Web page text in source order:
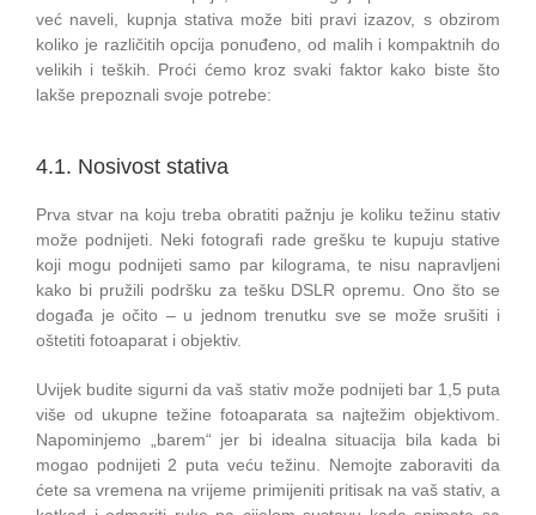
već naveli, kupnja stativa može biti pravi izazov, s obzirom
koliko je različitih opcija ponuđeno, od malih i kompaktnih do
velikih i teških. Proći ćemo kroz svaki faktor kako biste što
lakše prepoznali svoje potrebe:
4.1. Nosivost stativa
Prva stvar na koju treba obratiti pažnju je koliku težinu stativ
može podnijeti. Neki fotografi rade grešku te kupuju stative
koji mogu podnijeti samo par kilograma, te nisu napravljeni
kako bi pružili podršku za tešku DSLR opremu. Ono što se
događa je očito – u jednom trenutku sve se može srušiti i
oštetiti fotoaparat i objektiv.
Uvijek budite sigurni da vaš stativ može podnijeti bar 1,5 puta
više od ukupne težine fotoaparata sa najtežim objektivom.
Napominjemo „barem“ jer bi idealna situacija bila kada bi
mogao podnijeti 2 puta veću težinu. Nemojte zaboraviti da
ćete sa vremena na vrijeme primijeniti pritisak na vaš stativ, a